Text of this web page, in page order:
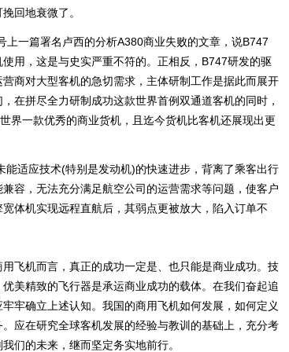
回地衰微了。
一篇署名卢西的分析A380商业失败的文章，说B747
用，这是与史实严重不符的。正相反，B747研发的驱
商对大型客机的急切需求，主体研制工作是据此而展开
在拼尽全力研制成功这款世界首例双通道客机的同时，
界一款优秀的商业货机，且迄今货机比客机还展现出更
适应技术(特别是发动机)的快速进步，背离了乘客出行
容，无法充分满足航空公司的运营需求等问题，使客户
体机实现远程直航后，其弱点更被放大，陷入订单不
机而言，真正的成功一定是、也只能是商业成功。技
美精致的飞行器是承运商业成功的载体。在我们奋起追
牢确立上述认知。我国的商用飞机如何发展，如何定义
应在研究全球客机发展的经验与教训的基础上，充分考
们的未来，继而坚定务实地前行。